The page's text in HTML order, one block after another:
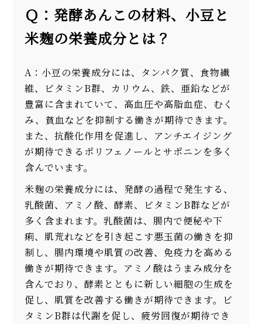
Ｑ：発酵あんこの材料、小豆と
米麹の栄養成分とは？
A：小豆の栄養成分には、タンパク質、食物繊
維、ビタミンB群、カリウム、鉄、亜鉛などが
豊富に含まれていて、高血圧や高脂血症、むく
み、貧血などを抑制する働きが期待できます。
また、抗酸化作用を促進し、アンチエイジング
が期待できるポリフェノールとサポニンを多く
含んでいます。
米麹の栄養成分には、発酵の過程で発生する、
乳酸菌、アミノ酸、酵素、ビタミンB群などが
多く含まれます。乳酸菌は、腸内で便秘や下
痢、肌荒れなどを引き起こす悪玉菌の働きを抑
制し、腸内環境や肌質の改善、免疫力を高める
働きが期待できます。アミノ酸はうまみ成分を
含んでおり、酵素とともに新しい細胞の生成を
促し、肌質を改善する働きが期待できます。ビ
タミンB群は代謝を促し、疲労回復が期待でき